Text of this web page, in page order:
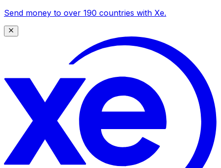
Send money to over 190 countries with Xe.